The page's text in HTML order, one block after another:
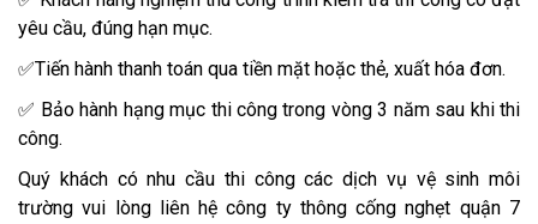
yêu cầu, đúng hạn mục.
✅Tiến hành thanh toán qua tiền mặt hoặc thẻ, xuất hóa đơn.
✅ Bảo hành hạng mục thi công trong vòng 3 năm sau khi thi
công.
Quý khách có nhu cầu thi công các dịch vụ vệ sinh môi
trường vui lòng liên hệ công ty thông cống nghẹt quận 7